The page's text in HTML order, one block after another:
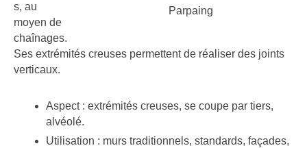
Parpaing
s, au
moyen de
chaînages.
Ses extrémités creuses permettent de réaliser des joints
verticaux.
Aspect : extrémités creuses, se coupe par tiers,
alvéolé.
Utilisation : murs traditionnels, standards, façades,